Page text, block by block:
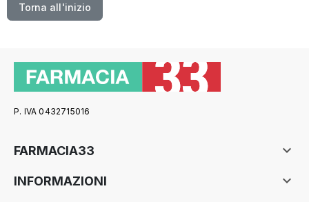
Torna all'inizio
P. IVA 0432715016
FARMACIA33 
INFORMAZIONI 